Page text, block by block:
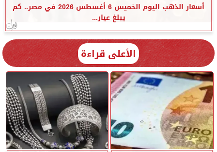
أسعار الذهب اليوم الخميس 6 أغسطس 2026 في مصر.. كم
يبلغ عيار...
الأعلى قراءة